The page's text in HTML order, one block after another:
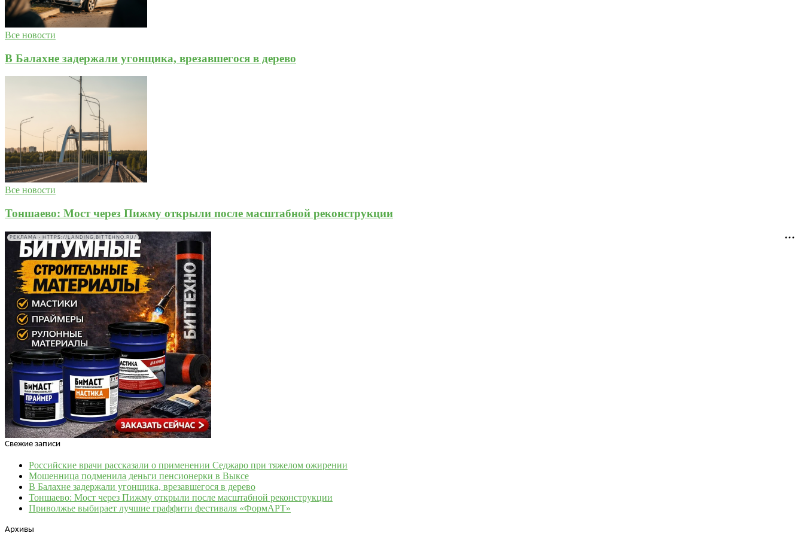
Все новости
В Балахне задержали угонщика, врезавшегося в дерево
Все новости
Тоншаево: Мост через Пижму открыли после масштабной реконструкции
РЕКЛАМА • HTTPS://LANDING.BITTEHNO.RU/
Свежие записи
Российские врачи рассказали о применении Седжаро при тяжелом ожирении
Мошенница подменила деньги пенсионерки в Выксе
В Балахне задержали угонщика, врезавшегося в дерево
Тоншаево: Мост через Пижму открыли после масштабной реконструкции
Приволжье выбирает лучшие граффити фестиваля «ФормАРТ»
Архивы